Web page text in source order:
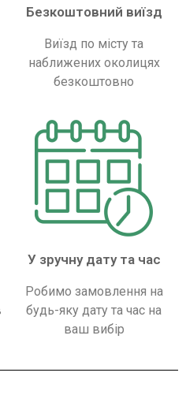
Безкоштовний виїзд
Виїзд по місту та
наближених околицях
безкоштовно
У зручну дату та час
Робимо замовлення на
будь-яку дату та час на
ваш вибір